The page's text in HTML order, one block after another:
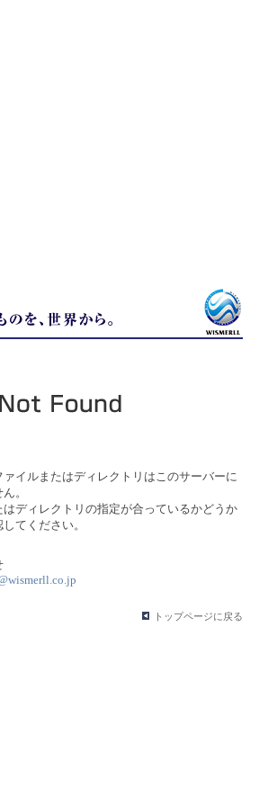
イルまたはディレクトリはこのサーバーに
。
はディレクトリの指定が合っているかどうか
てください。
トップページに戻る